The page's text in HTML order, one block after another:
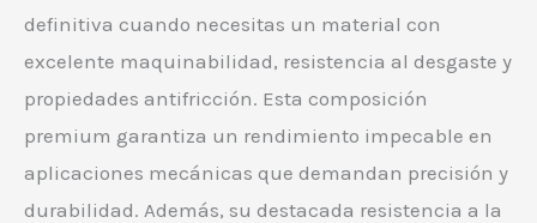
definitiva cuando necesitas un material con
excelente maquinabilidad, resistencia al desgaste y
propiedades antifricción. Esta composición
premium garantiza un rendimiento impecable en
aplicaciones mecánicas que demandan precisión y
durabilidad. Además, su destacada resistencia a la